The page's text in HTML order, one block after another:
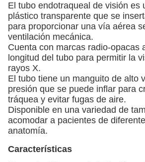
El tubo endotraqueal de visión es
plástico transparente que se
para proporcionar una vía aérea
ventilación mecánica.
Cuenta con marcas radio-opacas
longitud del tubo para permitir la
rayos X.
El tubo tiene un manguito de alto
presión que se puede inflar para
tráquea y evitar fugas de aire.
Disponible en una variedad de
acomodar a pacientes de
anatomía.
Características